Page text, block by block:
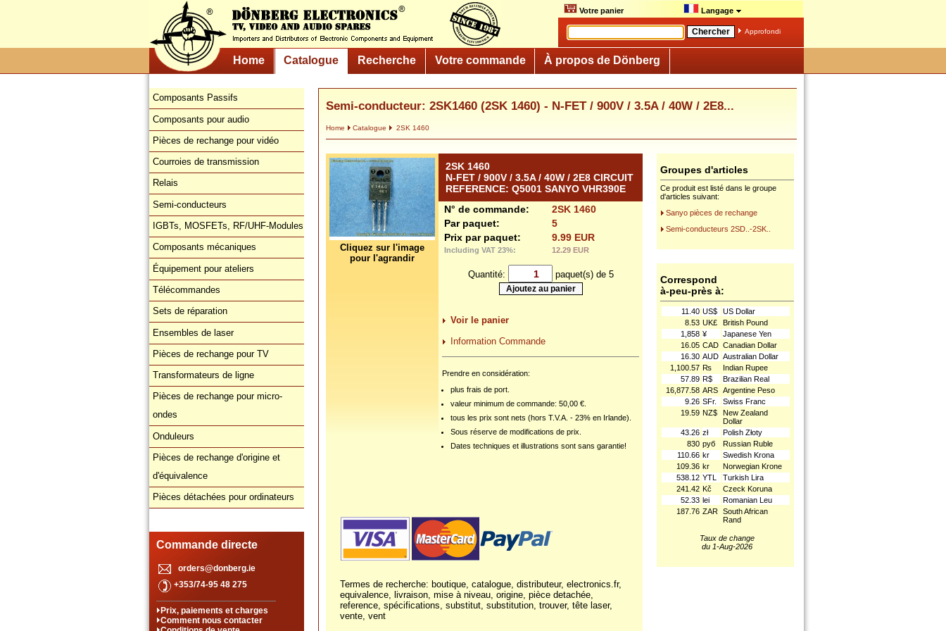
Votre panier Langage
Approfondi
Home Catalogue Recherche Votre commande À propos de Dönberg
Composants Passifs
Composants pour audio
Pièces de rechange pour vidéo
Courroies de transmission
Relais
Semi-conducteurs
IGBTs, MOSFETs, RF/UHF-Modules
Composants mécaniques
Équipement pour ateliers
Télécommandes
Sets de réparation
Ensembles de laser
Pièces de rechange pour TV
Transformateurs de ligne
Pièces de rechange pour micro-
ondes
Onduleurs
Pièces de rechange d'origine et
d'équivalence
Pièces détachées pour ordinateurs
Commande directe
orders@donberg.ie
+353/74-95 48 275
Prix, paiements et charges
Comment nous contacter
Semi-conducteur: 2SK1460 (2SK 1460) - N-FET / 900V / 3.5A / 40W / 2E8...
Home Catalogue 2SK 1460
Cliquez sur l'image
pour l'agrandir
2SK 1460
N-FET / 900V / 3.5A / 40W / 2E8 CIRCUIT
REFERENCE: Q5001 SANYO VHR390E
N° de commande:
2SK 1460
Par paquet:
5
Prix par paquet:
9.99 EUR
Including VAT 23%: 12.29 EUR
Quantité: paquet(s) de 5
Voir le panier
Information Commande
Prendre en considération:
plus frais de port.
valeur minimum de commande: 50,00 €.
tous les prix sont nets (hors T.V.A. - 23% en Irlande).
Sous réserve de modifications de prix.
Dates techniques et illustrations sont sans garantie!
Termes de recherche: boutique, catalogue, distributeur, electronics.fr,
equivalence, livraison, mise à niveau, origine, pièce detachée,
reference, spécifications, substitut, substitution, trouver, tête laser,
vente, vent
Groupes d'articles
Ce produit est listé dans le groupe
d'articles suivant:
Sanyo pièces de rechange
Semi-conducteurs 2SD..-2SK..
Correspond
à-peu-près à:
11.40 US$
US Dollar
8.53 UK£
British Pound
1,858 ¥
Japanese Yen
16.05 CAD Canadian Dollar
16.30 AUD Australian Dollar
1,100.57 ₨
Indian Rupee
57.89 R$
Brazilian Real
16,877.58 ARS Argentine Peso
9.26 SFr.
Swiss Franc
19.59 NZ$
New Zealand
Dollar
43.26 zł
Polish Złoty
830 руб
Russian Ruble
110.66 kr
Swedish Krona
109.36 kr
Norwegian Krone
538.12 YTL
Turkish Lira
241.42 Kč
Czeck Koruna
52.33 lei
Romanian Leu
187.76 ZAR South African
Rand
Taux de change
du 1-Aug-2026